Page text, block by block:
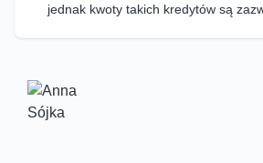
jednak kwoty takich kredytów są